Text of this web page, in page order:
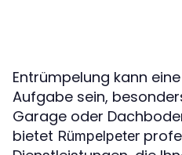
Entrümpelung kann
Aufgabe sein,
Garage oder
bietet Rümpelpeter